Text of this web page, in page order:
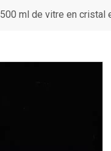
500 ml de vitre en cristal